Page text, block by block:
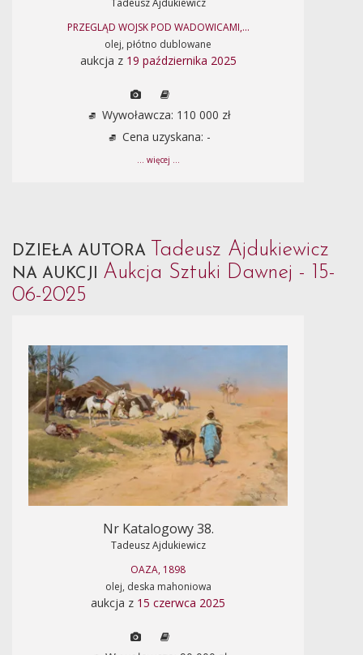
PRZEGLĄD WOJSK POD WADOWICAMI,...
olej, płótno dublowane
aukcja z 19 października 2025
Wywoławcza: 110 000 zł
Cena uzyskana: -
... więcej ...
DZIEŁA AUTORA Tadeusz Ajdukiewicz
NA AUKCJI Aukcja Sztuki Dawnej - 15-
06-2025
Nr Katalogowy 38.
Tadeusz Ajdukiewicz
OAZA, 1898
olej, deska mahoniowa
aukcja z 15 czerwca 2025